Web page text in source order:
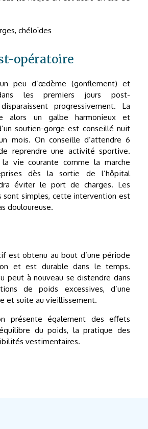
chéloïdes
opératoire
peu d’œdème (gonflement) et
dans les premiers jours post-
progressivement. La
alors un galbe harmonieux et
soutien-gorge est conseillé nuit
mois. On conseille d’attendre 6
reprendre une activité sportive.
vie courante comme la marche
dès la sortie de l’hôpital
éviter le port de charges. Les
sont simples, cette intervention est
douloureuse.
est obtenu au bout d’une période
et est durable dans le temps.
peut à nouveau se distendre dans
de poids excessives, d’une
et suite au vieillissement.
présente également des effets
du poids, la pratique des
vestimentaires.